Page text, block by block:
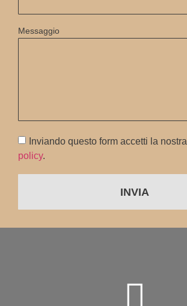
Messaggio
Inviando questo form accetti la nostra
policy.
INVIA